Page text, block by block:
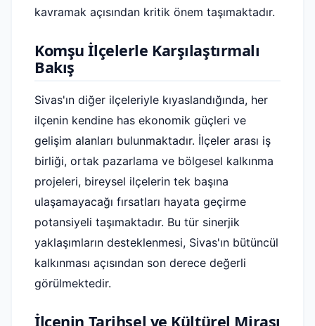
kavramak açısından kritik önem taşımaktadır.
Komşu İlçelerle Karşılaştırmalı
Bakış
Sivas'ın diğer ilçeleriyle kıyaslandığında, her
ilçenin kendine has ekonomik güçleri ve
gelişim alanları bulunmaktadır. İlçeler arası iş
birliği, ortak pazarlama ve bölgesel kalkınma
projeleri, bireysel ilçelerin tek başına
ulaşamayacağı fırsatları hayata geçirme
potansiyeli taşımaktadır. Bu tür sinerjik
yaklaşımların desteklenmesi, Sivas'ın bütüncül
kalkınması açısından son derece değerli
görülmektedir.
İlçenin Tarihsel ve Kültürel Mirası